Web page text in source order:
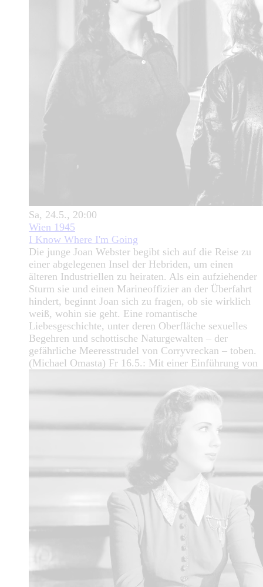
Sa, 24.5., 20:00
Wien 1945
I Know Where I'm Going
Die junge Joan Webster begibt sich auf die Reise zu
einer abgelegenen Insel der Hebriden, um einen
älteren Industriellen zu heiraten. Als ein aufziehender
Sturm sie und einen Marineoffizier an der Überfahrt
hindert, beginnt Joan sich zu fragen, ob sie wirklich
weiß, wohin sie geht. Eine romantische
Liebesgeschichte, unter deren Oberfläche sexuelles
Begehren und schottische Naturgewalten – der
gefährliche Meeresstrudel von Corryvreckan – toben.
(Michael Omasta) Fr 16.5.: Mit einer Einführung von